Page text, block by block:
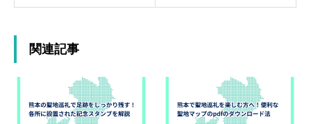
関連記事